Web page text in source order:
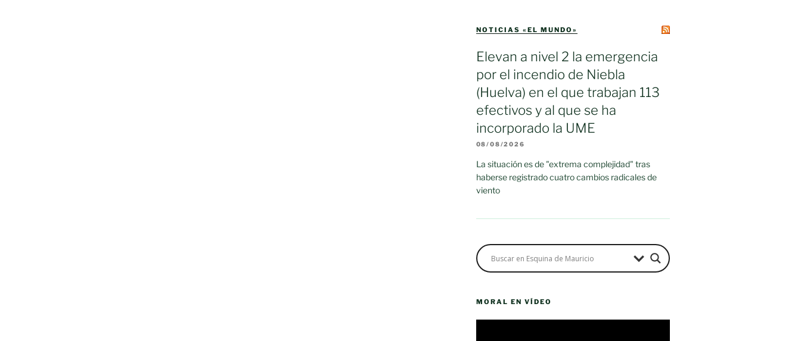
NOTICIAS «EL MUNDO»
Elevan a nivel 2 la emergencia
por el incendio de Niebla
(Huelva) en el que trabajan 113
efectivos y al que se ha
incorporado la UME
08/08/2026
La situación es de "extrema complejidad" tras
haberse registrado cuatro cambios radicales de
viento
MORAL EN VÍDEO